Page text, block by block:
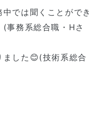
では聞くことができ
事務系総合職・Hさ
ました😊(技術系総合